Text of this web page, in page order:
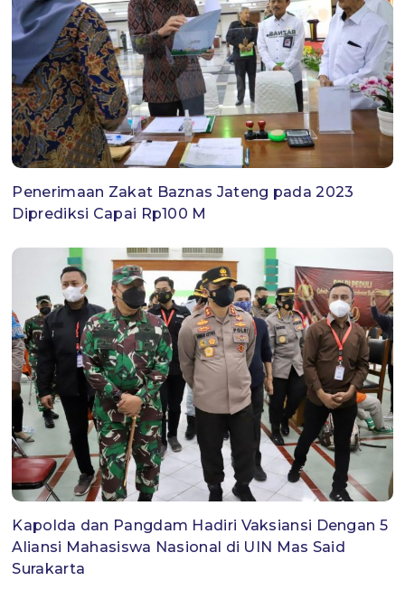
Penerimaan Zakat Baznas Jateng pada 2023
Diprediksi Capai Rp100 M
Kapolda dan Pangdam Hadiri Vaksiansi Dengan 5
Aliansi Mahasiswa Nasional di UIN Mas Said
Surakarta